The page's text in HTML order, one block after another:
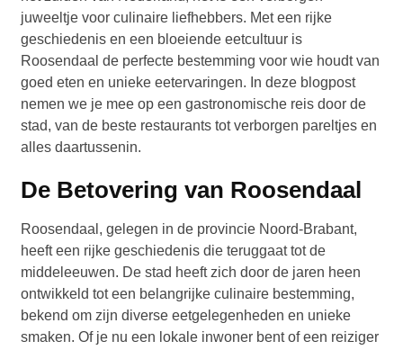
juweeltje voor culinaire liefhebbers. Met een rijke
geschiedenis en een bloeiende eetcultuur is
Roosendaal de perfecte bestemming voor wie houdt van
goed eten en unieke eetervaringen. In deze blogpost
nemen we je mee op een gastronomische reis door de
stad, van de beste restaurants tot verborgen pareltjes en
alles daartussenin.
De Betovering van Roosendaal
Roosendaal, gelegen in de provincie Noord-Brabant,
heeft een rijke geschiedenis die teruggaat tot de
middeleeuwen. De stad heeft zich door de jaren heen
ontwikkeld tot een belangrijke culinaire bestemming,
bekend om zijn diverse eetgelegenheden en unieke
smaken. Of je nu een lokale inwoner bent of een reiziger